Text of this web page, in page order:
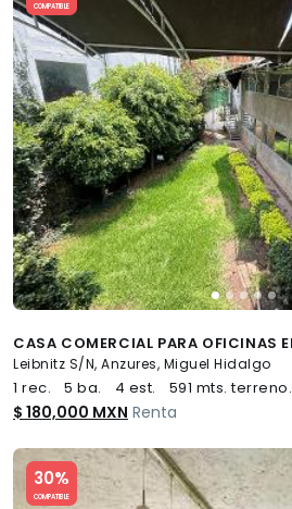
COMPATIBLE
Leibnitz S/N, Anzures, Miguel Hidalgo
1 rec. 5 ba. 4 est. 591 mts. terreno.
$ 180,000 MXN Renta
30%
COMPATIBLE
Slide 1 of 5